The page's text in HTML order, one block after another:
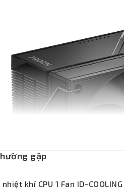
gặp
khí CPU 1 Fan ID-